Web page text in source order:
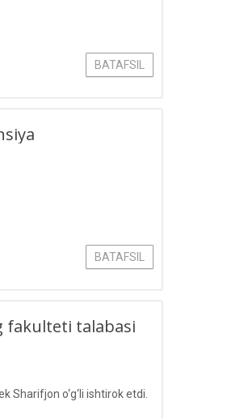
BATAFSIL
BATAFSIL
fakulteti talabasi
o‘g‘li ishtirok etdi.